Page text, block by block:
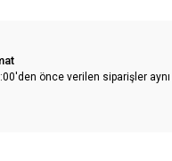
önce verilen siparişler aynı